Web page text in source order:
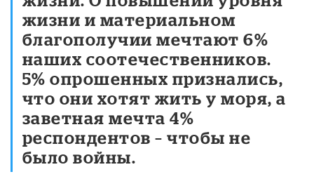
жизни и материальном
благополучии мечтают 6%
наших соотечественников.
5% опрошенных признались,
что они хотят жить у моря, а
заветная мечта 4%
респондентов – чтобы не
было войны.